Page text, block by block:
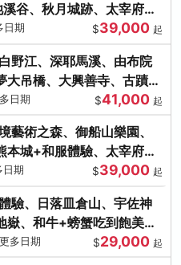
谷、秋月城跡、太宰府天
日期 $39,000 起
野江、深耶馬溪、由布院
吊橋、大興善寺、古蹟河
日期 $41,000 起
藝術之森、御船山樂園、
本城+和服體驗、太宰府天
日期 $39,000 起
驗、日落皿倉山、宇佐神
嶽、和牛+螃蟹吃到飽美
多日期 $29,000 起